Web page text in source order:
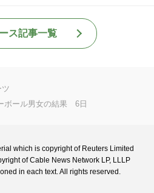
ス記事一覧
ツ
ボール男女の結果 6日
which is copyright of Reuters Limited
of Cable News Network LP, LLLP
in each text. All rights reserved.